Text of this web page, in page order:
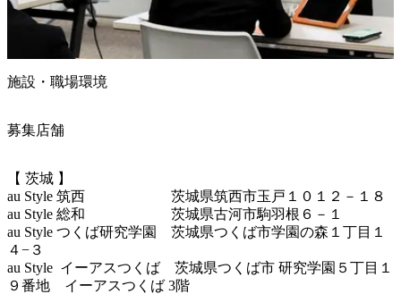
施設・職場環境
募集店舗
【 茨城 】
au Style 筑西　　　　　　茨城県筑西市玉戸１０１２－１８
au Style 総和　　　　　　茨城県古河市駒羽根６－１
au Style つくば研究学園　茨城県つくば市学園の森１丁目１
４−３
au Style  イーアスつくば　茨城県つくば市 研究学園５丁目１
９番地　イーアスつくば 3階